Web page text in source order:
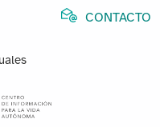
CONTACTO